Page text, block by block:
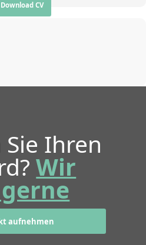
Download CV
Sie Ihren
Wir
aufnehmen